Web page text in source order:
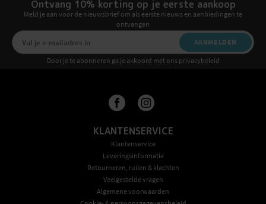
Ontvang 10% korting op je eerste aankoop
Meld je aan voor de nieuwsbrief om als eerste nieuws en aanbiedingen te
ontvangen
AANMELDEN
Door je te abonneren ga je akkoord met ons privacybeleid
KLANTENSERVICE
Klantenservice
Leveringsinformatie
Retourneren, ruilen & klachten
Veelgestelde vragen
Algemene voorwaarden